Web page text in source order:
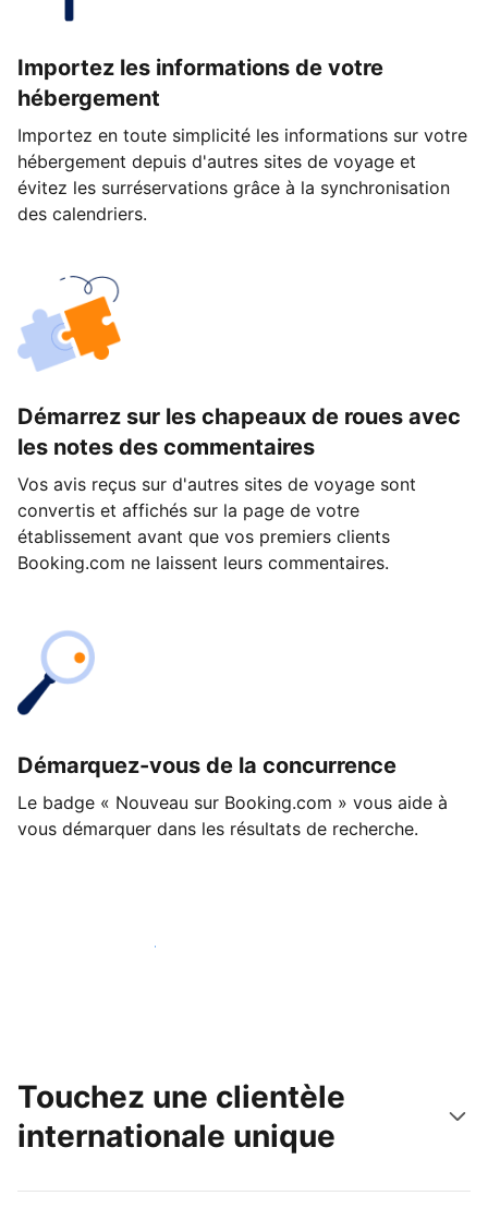
Importez les informations de votre
hébergement
Importez en toute simplicité les informations sur votre
hébergement depuis d'autres sites de voyage et
évitez les surréservations grâce à la synchronisation
des calendriers.
Démarrez sur les chapeaux de roues avec
les notes des commentaires
Vos avis reçus sur d'autres sites de voyage sont
convertis et affichés sur la page de votre
établissement avant que vos premiers clients
Booking.com ne laissent leurs commentaires.
Démarquez-vous de la concurrence
Le badge « Nouveau sur Booking.com » vous aide à
vous démarquer dans les résultats de recherche.
Lancez-vous dès aujourd'hui
Touchez une clientèle
internationale unique